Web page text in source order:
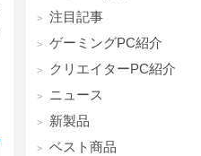
注目記事
ゲーミングPC紹介
クリエイターPC紹介
ニュース
新製品
ベスト商品